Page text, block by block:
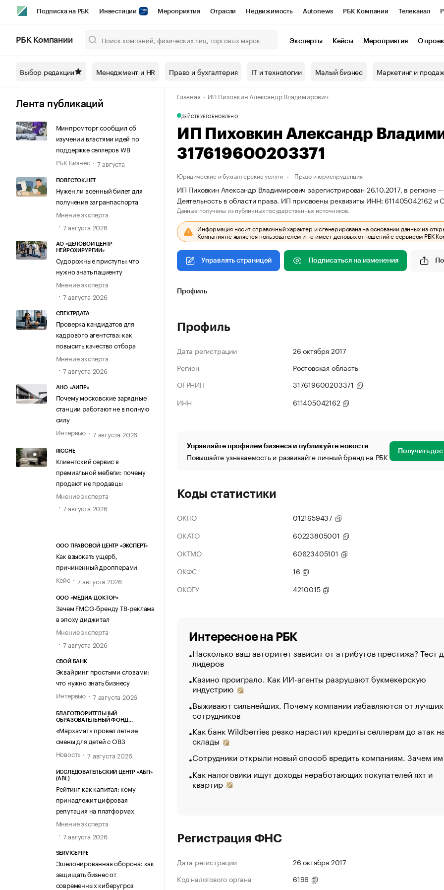
Подписка на РБК Инвестиции Мероприятия Отрасли Недвижимость Autonews РБК Компании Телеканал
Спецпроекты СПб Конференции СПб Спецпроекты Проверка контрагентов
Технологии и медиа Рынок наличной валюты
РБК Компании Эксперты Кейсы Мероприятия О
Выбор редакции Менеджмент и HR Право и бухгалтерия IT и технологии Малый бизнес Маркетинг и
Лента публикаций
Минпромторг сообщил об
изучении властями идей по
поддержке селлеров WB
РБК Бизнес
7 августа
ПОВЕСТОК.НЕТ
Нужен ли военный билет для
получения загранпаспорта
Мнение эксперта
7 августа 2026
АО «ДЕЛОВОЙ ЦЕНТР
НЕЙРОХИРУРГИИ»
Судорожные приступы: что
нужно знать пациенту
Мнение эксперта
7 августа 2026
СПЕКТРДАТА
Проверка кандидатов для
кадрового агентства: как
повысить качество отбора
Мнение эксперта
7 августа 2026
АНО «АИПР»
Почему московские зарядные
станции работают не в полную
силу
Интервью
7 августа 2026
RICCHE
Клиентский сервис в
премиальной мебели: почему
продают не продавцы
Мнение эксперта
7 августа 2026
ООО ПРАВОВОЙ ЦЕНТР «ЭКСПЕРТ»
Как взыскать ущерб,
причиненный дропперами
Кейс
7 августа 2026
ООО «МЕДИА-ДОКТОР»
Зачем FMCG-бренду ТВ-реклама
в эпоху диджитал
Мнение эксперта
7 августа 2026
СВОЙ БАНК
Эквайринг простыми словами:
что нужно знать бизнесу
Интервью
7 августа 2026
БЛАГОТВОРИТЕЛЬНЫЙ
ОБРАЗОВАТЕЛЬНЫЙ ФОНД
«Мархамат» провел летние
смены для детей с ОВЗ
Новость
7 августа 2026
ИССЛЕДОВАТЕЛЬСКИЙ ЦЕНТР «АБП»
(ABL)
Рейтинг как капитал: кому
принадлежит цифровая
репутация на платформах
Мнение эксперта
7 августа 2026
SERVICEPIPE
Эшелонированная оборона: как
защищать бизнес от
современных киберугроз
Главная ИП Пиховкин Александр Владимирович
ДЕЙСТВУЕТОБНОВЛЕНО
ИП Пиховкин Александр
317619600203371
Юридические и бухгалтерские услуги Право и юриспруденция
ИП Пиховкин Александр Владимирович зарегистрирован 26.10.2017, в регионе
Деятельность в области права. ИП присвоены реквизиты ИНН: 611405042162
Данные получены из публичных государственных источников.
Информация носит справочный характер и сгенерирована на основании данных из
Компания не является пользователем и не имеет деловых отношений с сервисом РБК
Управлять страницей Подписаться на изменения
Профиль
Профиль
Дата регистрации
26 октября 2017
Регион
Ростовская область
ОГРНИП
317619600203371
ИНН
611405042162
Управляйте профилем бизнеса и публикуйте новости
Повышайте узнаваемость и развивайте личный бренд на РБК Получить
Коды статистики
ОКПО
0121659437
ОКАТО
60223805001
ОКТМО
60623405101
ОКФС
16
ОКОГУ
4210015
Интересное на РБК
Насколько ваш авторитет зависит от атрибутов престижа? Тест
лидеров
Казино проиграло. Как ИИ-агенты разрушают букмекерскую
индустрию
Выживают сильнейших. Почему компании избавляются от лучших
сотрудников
Как банк Wildberries резко нарастил кредиты селлерам до атак
склады
Сотрудники открыли новый способ вредить компаниям. Зачем
Как налоговики ищут доходы неработающих покупателей яхт и
квартир
Регистрация ФНС
Дата регистрации
26 октября 2017
Код налогового органа
6196